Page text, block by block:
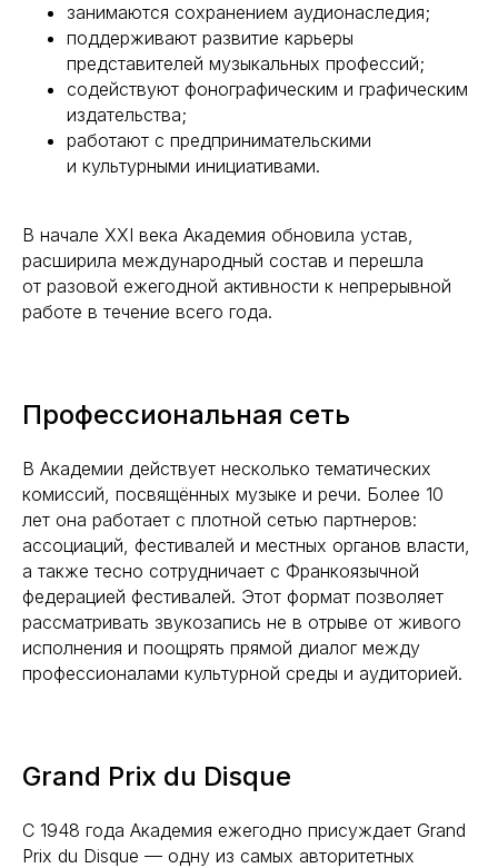
занимаются сохранением аудионаследия;
поддерживают развитие карьеры
представителей музыкальных профессий;
содействуют фонографическим и графическим
издательства;
работают с предпринимательскими
и культурными инициативами.
В начале XXI века Академия обновила устав,
расширила международный состав и перешла
от разовой ежегодной активности к непрерывной
работе в течение всего года.
Профессиональная сеть
В Академии действует несколько тематических
комиссий, посвящённых музыке и речи. Более 10
лет она работает с плотной сетью партнеров:
ассоциаций, фестивалей и местных органов власти,
а также тесно сотрудничает с Франкоязычной
федерацией фестивалей. Этот формат позволяет
рассматривать звукозапись не в отрыве от живого
исполнения и поощрять прямой диалог между
профессионалами культурной среды и аудиторией.
Grand Prix du Disque
С 1948 года Академия ежегодно присуждает Grand
Prix du Disque — одну из самых авторитетных